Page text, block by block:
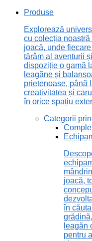
Produse
Explorează
cu colecția
joacă, unde
tărâm al aventurii
dispoziție o gamă
leagăne și
prietenoase, până
creativitatea și
în orice spațiu
Categorii
joacă,
în
leagăn
pentru